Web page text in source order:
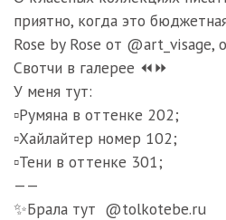
приятно, когда это
Rose by Rose от @art_visage,
Свотчи в галерее ⏪⏩
У меня тут:
▫️Румяна в оттенке 202;
▫️Хайлайтер номер 102;
▫️Тени в оттенке 301;
——
✨Брала тут @tolkotebe.ru